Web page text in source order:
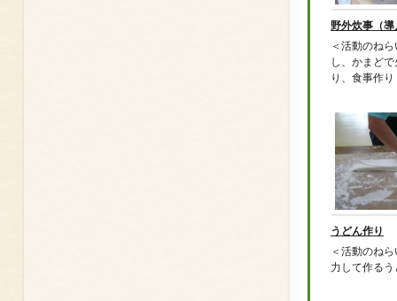
野外炊事（
＜活動のね
し、かまど
り、食事作り
うどん作り
＜活動のね
力して作るう